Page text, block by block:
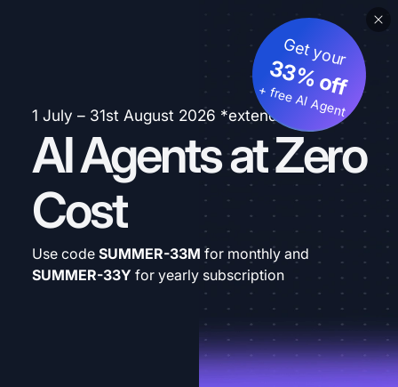
1 July – 31st August 2026 *extended
AI Agents at Zero
Cost
Get your
33% off
+ free AI Agent
Use code SUMMER-33M for monthly and
SUMMER-33Y for yearly subscription